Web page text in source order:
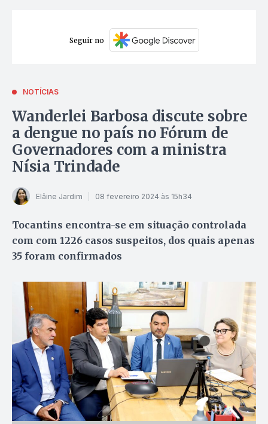
Seguir no
NOTÍCIAS
Wanderlei Barbosa discute sobre
a dengue no país no Fórum de
Governadores com a ministra
Nísia Trindade
Elâine Jardim 08 fevereiro 2024 às 15h34
Tocantins encontra-se em situação controlada
com com 1226 casos suspeitos, dos quais apenas
35 foram confirmados